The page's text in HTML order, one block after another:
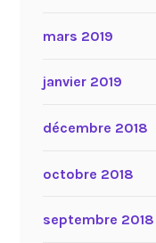
mars 2019
janvier 2019
décembre 2018
octobre 2018
septembre 2018